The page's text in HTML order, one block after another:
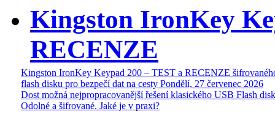
Kingston IronKey
RECENZE
Kingston IronKey Keypad 200 – TEST a RECENZE
flash disku pro bezpečí dat na cesty Pondělí, 27 červenec 2026
Dost možná nejpropracovanější řešení klasického USB Flash
Odolné a šifrované. Jaké je v praxi?